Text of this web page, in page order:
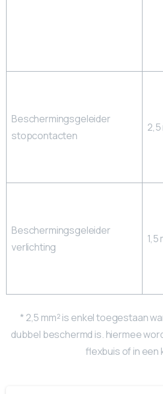
Beschermingsgeleider
stopcontacten
2,5
Beschermingsgeleider
verlichting
1,5
* 2,5 mm² is enkel toegestaan
dubbel beschermd is. hiermee
flexbuis of in een